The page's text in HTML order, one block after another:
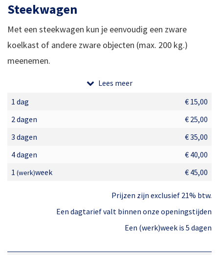
Steekwagen
Met een steekwagen kun je eenvoudig een zware
koelkast of andere zware objecten (max. 200 kg.)
meenemen.
aanhangwagen)
Lees meer
1 dag
€ 15,00
2 dagen
€ 25,00
3 dagen
€ 35,00
4 dagen
€ 40,00
1 (werk)week € 45,00
Prijzen zijn exclusief 21% btw.
Een dagtarief valt binnen onze openingstijden
Een (werk)week is 5 dagen